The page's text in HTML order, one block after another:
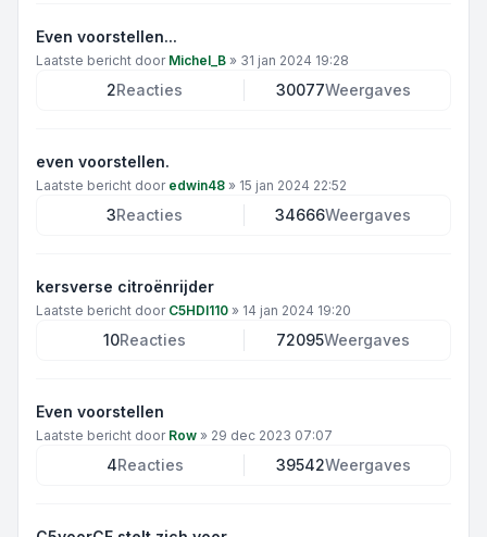
Even voorstellen...
Laatste bericht door Michel_B » 31 jan 2024 19:28
2Reacties 30077Weergaves
even voorstellen.
Laatste bericht door edwin48 » 15 jan 2024 22:52
3Reacties 34666Weergaves
kersverse citroënrijder
Laatste bericht door C5HDI110 » 14 jan 2024 19:20
10Reacties 72095Weergaves
Even voorstellen
Laatste bericht door Row » 29 dec 2023 07:07
4Reacties 39542Weergaves